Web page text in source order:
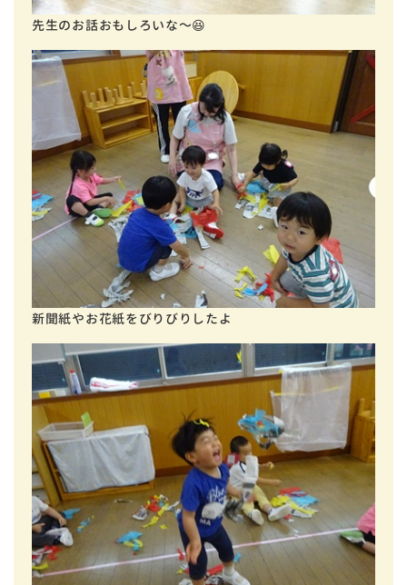
先生のお話おもしろいな～😆
新聞紙やお花紙をびりびりしたよ